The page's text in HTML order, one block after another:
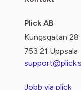
Plick AB
Kungsgatan 28
753 21 Uppsala
Jobb via plick